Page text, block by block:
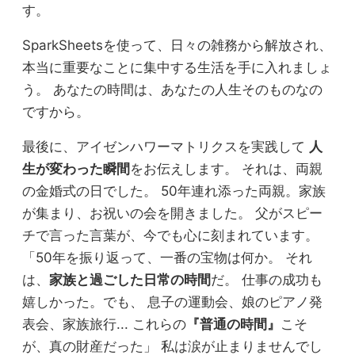
す。
SparkSheetsを使って、日々の雑務から解放され、
本当に重要なことに集中する生活を手に入れましょ
う。 あなたの時間は、あなたの人生そのものなの
ですから。
最後に、アイゼンハワーマトリクスを実践して 人
生が変わった瞬間 をお伝えします。 それは、両親
の金婚式の日でした。 50年連れ添った両親。家族
が集まり、お祝いの会を開きました。 父がスピー
チで言った言葉が、今でも心に刻まれています。
「50年を振り返って、一番の宝物は何か。 それ
は、 家族と過ごした日常の時間だ。 仕事の成功も
嬉しかった。でも、 息子の運動会、娘のピアノ発
表会、家族旅行... これらの 『普通の時間』 こそ
が、真の財産だった」 私は涙が止まりませんでし